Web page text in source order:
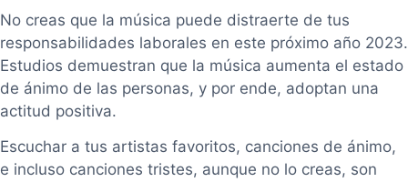
No creas que la música puede distraerte de tus
responsabilidades laborales en este próximo año 2023.
Estudios demuestran que la música aumenta el estado
de ánimo de las personas, y por ende, adoptan una
actitud positiva.
Escuchar a tus artistas favoritos, canciones de ánimo,
e incluso canciones tristes, aunque no lo creas, son